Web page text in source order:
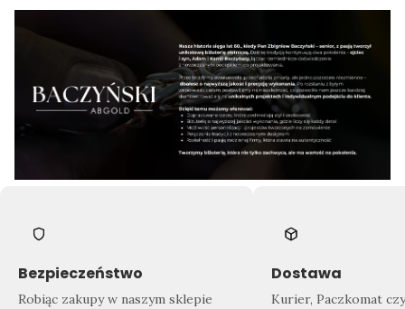
Bezpieczeństwo
Robiąc zakupy w naszym sklepie
Dostawa
Kurier, Paczkomat